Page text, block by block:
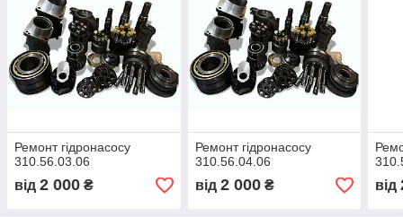
Ремонт гідронасосу
310.56.03.06
від 2 000 ₴
Ремонт гідронасосу
310.56.04.06
від 2 000₴ від